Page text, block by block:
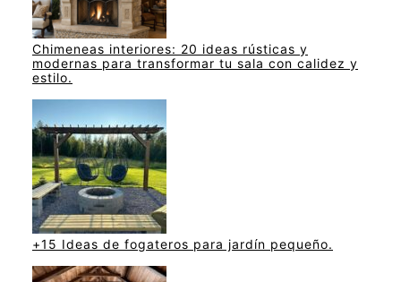
Chimeneas interiores: 20 ideas rústicas y
modernas para transformar tu sala con calidez y
estilo.
+15 Ideas de fogateros para jardín pequeño.